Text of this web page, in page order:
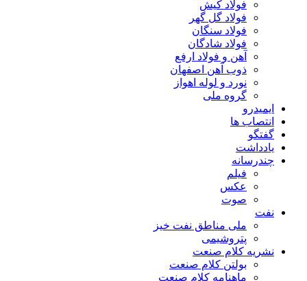
فولاد کیش
فولاد گل گهر
فولاد سنگان
فولاد شادگان
آهن و فولاد ارفع
ذوب آهن اصفهان
نورد و لوله اهواز
گروه ملی
ایمیدرو
انتصاب ها
گفتگو
یادداشت
چندرسانه
فیلم
عکس
صوت
نفت
ملی مناطق نفت خیز
پتروشیمی
نشریه کلام صنعت
بولتن کلام صنعت
ماهنامه کلام صنعت